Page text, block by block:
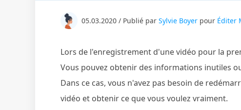
05.03.2020 / Publié par Sylvie Boyer pour Éditer
Lors de l'enregistrement d'une vidéo pour la
Vous pouvez obtenir des informations inutiles
Dans ce cas, vous n'avez pas besoin de
vidéo et obtenir ce que vous voulez vraiment.